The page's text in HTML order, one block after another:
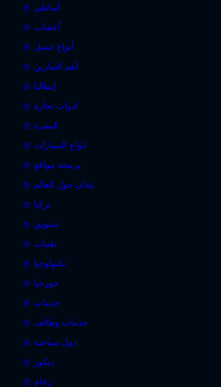
أساطير
أعشاب
أنواع عسل
أهم التمارين
إيطاليا
ادوات نجارة
البشرة
انواع السيارات
برمجة مواقع
بلدان حول العالم
تركيا
تسويق
تقنيات
تكنولوجيا
جورجيا
خدمات
خدمات وظائف
دول سياحية
ديكور
رخام